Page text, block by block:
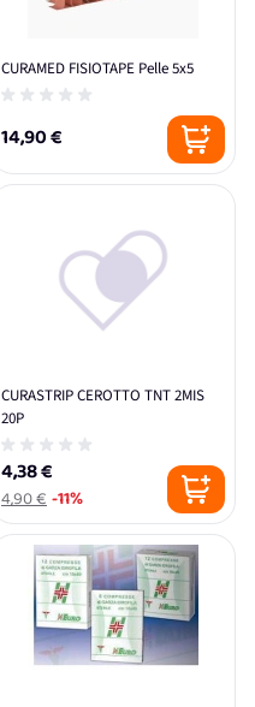
CURAMED FISIOTAPE Pelle 5x5
14,90 €
CURASTRIP CEROTTO TNT 2MIS
20P
4,38 €
4,90 €-11%